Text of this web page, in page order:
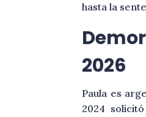
hasta la
2026
Paula es
2024